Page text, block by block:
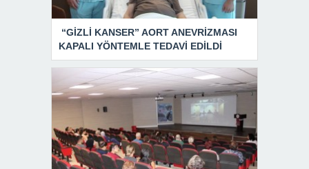
“GİZLİ KANSER” AORT ANEVRİZMASI
KAPALI YÖNTEMLE TEDAVİ EDİLDİ